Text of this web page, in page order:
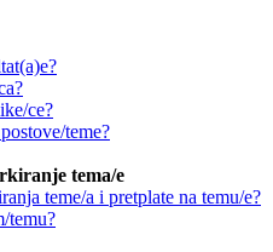
ce?
teme?
tema/e
teme/a i pretplate na temu/e?
temu?